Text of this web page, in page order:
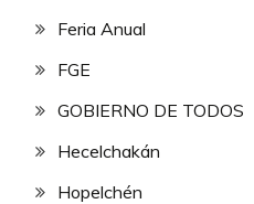
Feria Anual
FGE
GOBIERNO DE TODOS
Hecelchakán
Hopelchén